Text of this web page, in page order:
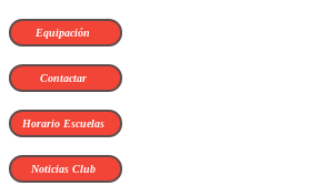
Equipación
Contactar
Horario Escuelas
Noticias Club